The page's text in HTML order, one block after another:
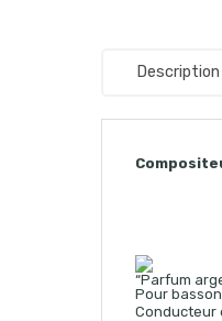
Description
“Parfum
Pour
Conducteur